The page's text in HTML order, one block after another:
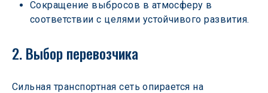
Сокращение выбросов в атмосферу в
соответствии с целями устойчивого развития.
2. Выбор перевозчика
Сильная транспортная сеть опирается на